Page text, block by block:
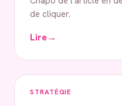
de cliquer.
Lire→
STRATÉGIE